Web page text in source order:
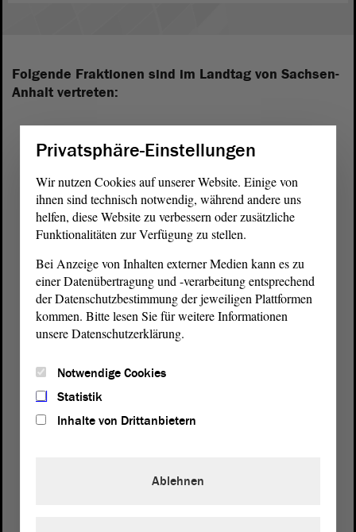
Folgende Fraktionen sind im Landtag von Sachsen-
Anhalt vertreten:
Postanschrift
Landtagvon Sachsen-Anhalt
Domplatz 6–9
Privatsphäre-Einstellungen
Wir nutzen Cookies auf unserer Website. Einige von
ihnen sind technisch notwendig, während andere uns
helfen, diese Website zu verbessern oder zusätzliche
Funktionalitäten zur Verfügung zu stellen.
Bei Anzeige von Inhalten externer Medien kann es zu
einer Datenübertragung und -verarbeitung entsprechend
der Datenschutzbestimmung der jeweiligen Plattformen
kommen. Bitte lesen Sie für weitere Informationen
unsere Datenschutzerklärung.
Notwendige Cookies
Statistik
Inhalte von Drittanbietern
Ablehnen